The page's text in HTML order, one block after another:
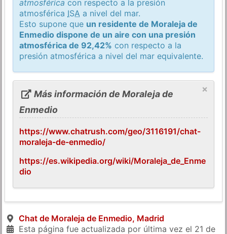
atmosférica con respecto a la presión
atmosférica ISA a nivel del mar.
Esto supone que un residente de Moraleja de
Enmedio dispone de un aire con una presión
atmosférica de 92,42% con respecto a la
presión atmosférica a nivel del mar equivalente.
×
Más información de Moraleja de
Enmedio
https://www.chatrush.com/geo/3116191/chat-
moraleja-de-enmedio/
https://es.wikipedia.org/wiki/Moraleja_de_Enme
dio
Chat de Moraleja de Enmedio, Madrid
Esta página fue actualizada por última vez el 21 de